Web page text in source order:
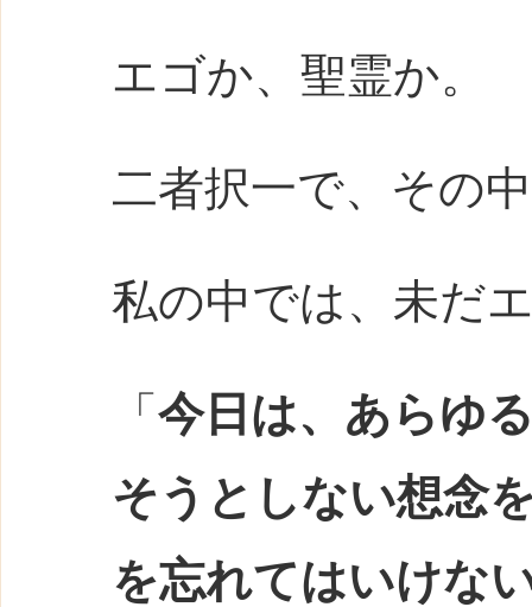
エゴか、聖霊か。
二者択一で、その
私の中では、未だ
「 今日は、あらゆ
そうとしない想念
を忘れてはいけな